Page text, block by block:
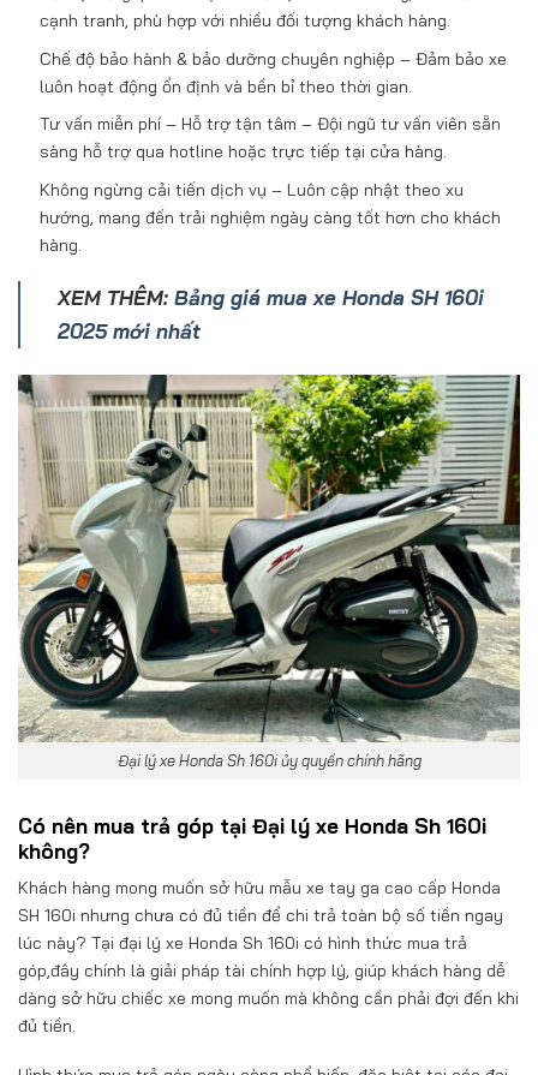
cạnh tranh, phù hợp với nhiều đối tượng khách hàng.
Chế độ bảo hành & bảo dưỡng chuyên nghiệp – Đảm bảo xe
luôn hoạt động ổn định và bền bỉ theo thời gian.
Tư vấn miễn phí – Hỗ trợ tận tâm – Đội ngũ tư vấn viên sẵn
sàng hỗ trợ qua hotline hoặc trực tiếp tại cửa hàng.
Không ngừng cải tiến dịch vụ – Luôn cập nhật theo xu
hướng, mang đến trải nghiệm ngày càng tốt hơn cho khách
hàng.
XEM THÊM:Bảng giá mua xe Honda SH 160i
2025 mới nhất
Đại lý xe Honda Sh 160i ủy quyền chính hãng
Có nên mua trả góp tại Đại lý xe Honda Sh 160i
không?
Khách hàng mong muốn sở hữu mẫu xe tay ga cao cấp Honda
SH 160i nhưng chưa có đủ tiền để chi trả toàn bộ số tiền ngay
lúc này? Tại đại lý xe Honda Sh 160i có hình thức mua trả
góp,đây chính là giải pháp tài chính hợp lý, giúp khách hàng dễ
dàng sở hữu chiếc xe mong muốn mà không cần phải đợi đến khi
đủ tiền.